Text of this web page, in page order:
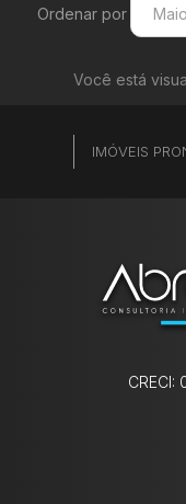
Ordenar por
Você está
IMÓVEIS
CRECI: